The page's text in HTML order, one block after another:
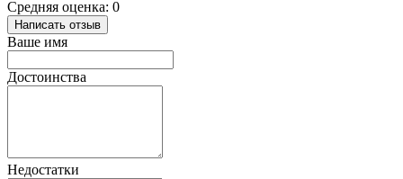
Средняя оценка: 0
Написать отзыв
Ваше имя
Достоинства
Недостатки